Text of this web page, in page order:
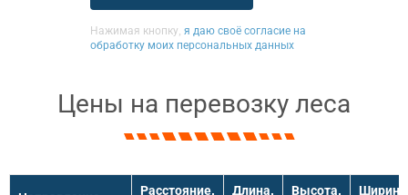
Нажимая кнопку, я даю своё согласие на
обработку моих персональных данных
Цены на перевозку леса
Расстояние,
Длина,
Высота,